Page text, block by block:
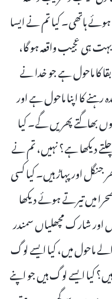
ہاتھی۔ کیا تم نے ایسا
بہت ہی عجیب واقعہ ہو گا،
کا ماحول ہے جو خدا نے
کا اپنا ماحول ہے اور
بھاگتے پھریں گے۔ کیا
دیکھا ہے؟ نہیں، تم نے
اور پہاڑ ہیں۔ کیا کسی
میں تیرتے ہوئے دیکھا
شارک مچھلیاں سمندر
ماحول میں، کیا ایسے لوگ
کیا ایسے لوگ ہیں جو اپنے